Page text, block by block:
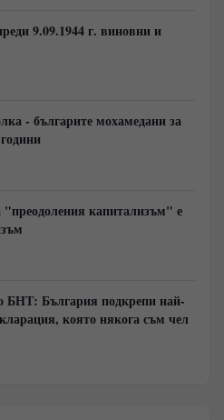
9.09.1944 г. виновни и
- българите мохамедани за
капитализъм" е
БНТ: България подкрепи най-
която някога съм чел